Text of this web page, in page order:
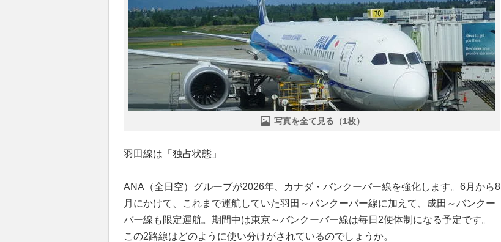
写真を全て見る（1枚）
羽田線は「独占状態」
ANA（全日空）グループが2026年、カナダ・バンクーバー線を強化します。6月から8
月にかけて、これまで運航していた羽田～バンクーバー線に加えて、成田～バンクー
バー線も限定運航。期間中は東京～バンクーバー線は毎日2便体制になる予定です。
この2路線はどのように使い分けがされているのでしょうか。